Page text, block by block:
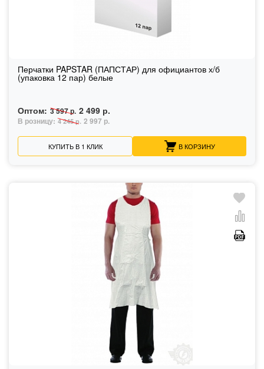
Перчатки PAPSTAR (ПАПСТАР) для официантов х/б
(упаковка 12 пар) белые
Оптом: 3 597 р. 2 499 р.
В розницу: 4 245 р. 2 997 р.
КУПИТЬ В 1 КЛИК В КОРЗИНУ